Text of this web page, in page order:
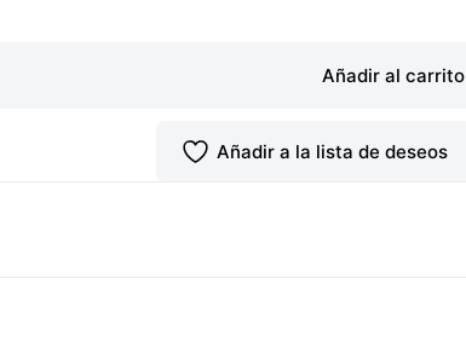
Añadir al carrito
Añadir a la lista de deseos